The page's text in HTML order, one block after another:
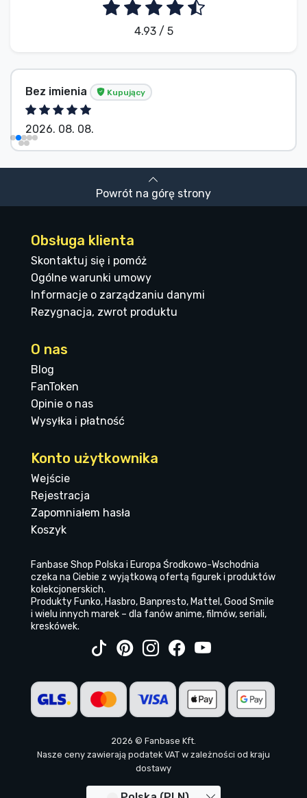
4.93 / 5
Bez imienia Kupujący
2026. 08. 08.
Powrót na górę strony
Obsługa klienta
Skontaktuj się i pomóż
Ogólne warunki umowy
Informacje o zarządzaniu danymi
Rezygnacja, zwrot produktu
O nas
Blog
FanToken
Opinie o nas
Wysyłka i płatność
Konto użytkownika
Wejście
Rejestracja
Zapomniałem hasła
Koszyk
Fanbase Shop Polska i Europa Środkowo-Wschodnia
czeka na Ciebie z wyjątkową ofertą figurek i produktów
kolekcjonerskich.
Produkty Funko, Hasbro, Banpresto, Mattel, Good Smile
i wielu innych marek – dla fanów anime, filmów, seriali,
kreskówek.
2026 © Fanbase Kft.
Nasze ceny zawierają podatek VAT w zależności od kraju
dostawy